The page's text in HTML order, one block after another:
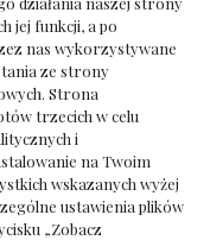
jej funkcji, a po
nas wykorzystywane
ze strony
Strona
trzecich w celu
i
na Twoim
wskazanych wyżej
ustawienia plików
„Zobacz
jak wybrać bez